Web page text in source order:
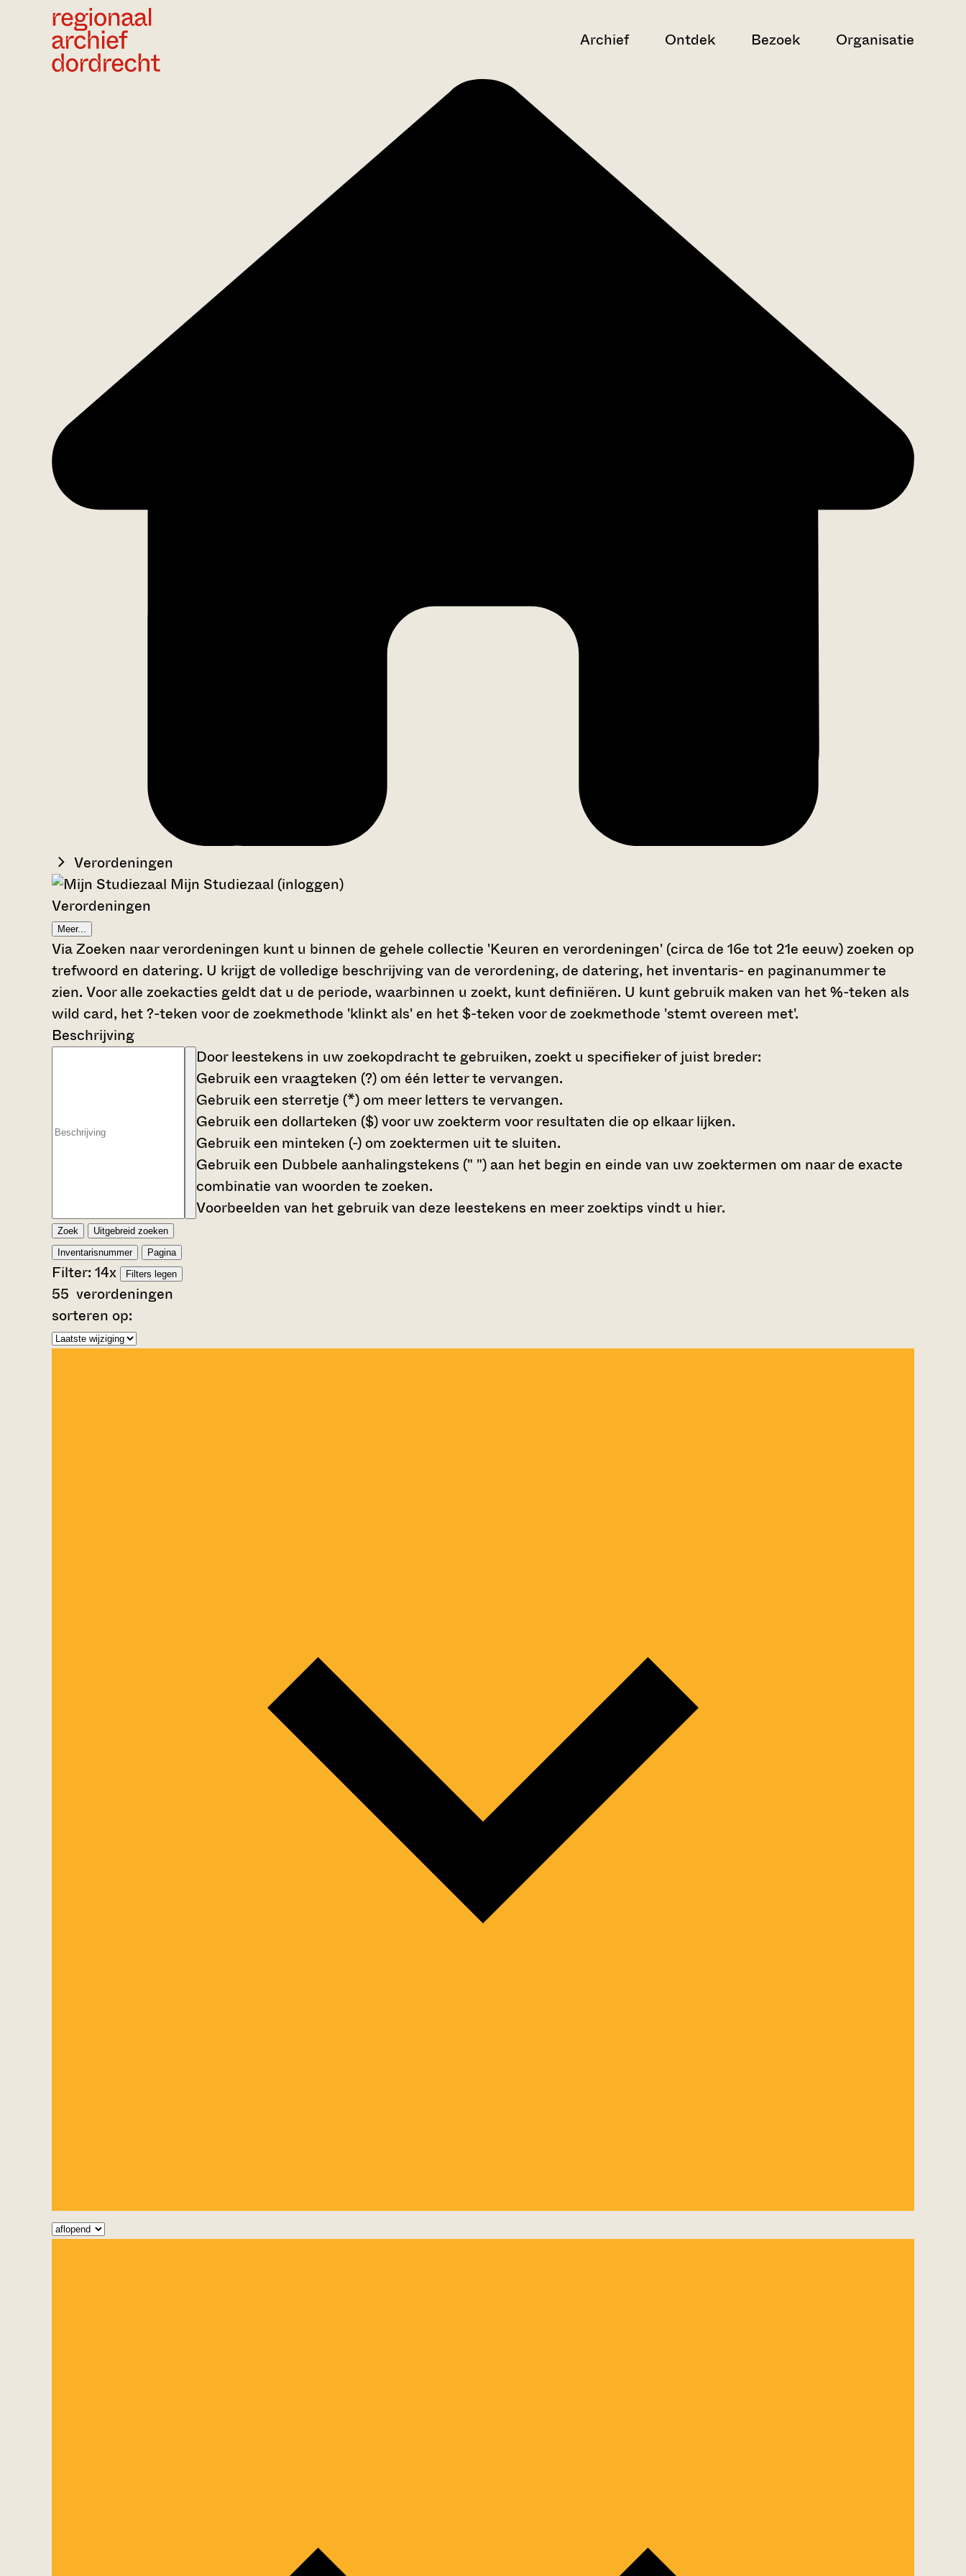
Archief Ontdek Bezoek Organisatie
Verordeningen
Mijn Studiezaal (inloggen)
Verordeningen
Meer...
Via Zoeken naar verordeningen kunt u binnen de gehele collectie 'Keuren en verordeningen' (circa de 16e tot 21e eeuw) zoeken op
trefwoord en datering. U krijgt de volledige beschrijving van de verordening, de datering, het inventaris- en paginanummer te
zien. Voor alle zoekacties geldt dat u de periode, waarbinnen u zoekt, kunt definiëren. U kunt gebruik maken van het %-teken als
wild card, het ?-teken voor de zoekmethode 'klinkt als' en het $-teken voor de zoekmethode 'stemt overeen met'.
Beschrijving
Door leestekens in uw zoekopdracht te gebruiken, zoekt u specifieker of juist breder:
Gebruik een vraagteken (?) om één letter te vervangen.
Gebruik een sterretje (*) om meer letters te vervangen.
Gebruik een dollarteken ($)voor uw zoekterm voor resultaten die op elkaar lijken.
Gebruik een minteken (-) om zoektermen uit te sluiten.
Gebruik een Dubbele aanhalingstekens (" ") aan het begin en einde van uw zoektermen om naar de exacte
combinatie van woorden te zoeken.
Voorbeelden van het gebruik van deze leestekens en meer zoektips vindt u hier.
Zoek
Uitgebreid zoeken
Inventarisnummer
Pagina
Filter: 14x Filters legen
55 verordeningen
sorteren op: